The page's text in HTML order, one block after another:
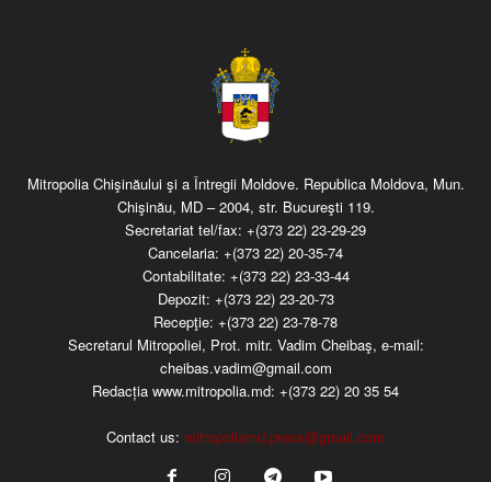
Mitropolia Chişinăului şi a Întregii Moldove. Republica Moldova, Mun.
Chişinău, MD – 2004, str. Bucureşti 119.
Secretariat tel/fax: +(373 22) 23-29-29
Cancelaria: +(373 22) 20-35-74
Contabilitate: +(373 22) 23-33-44
Depozit: +(373 22) 23-20-73
Recepţie: +(373 22) 23-78-78
Secretarul Mitropoliei, Prot. mitr. Vadim Cheibaş, e-mail:
cheibas.vadim@gmail.com
Redacția www.mitropolia.md: +(373 22) 20 35 54
Contact us: mitropoliamd.press@gmail.com